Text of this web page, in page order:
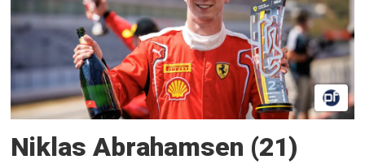
Niklas Abrahamsen (21)